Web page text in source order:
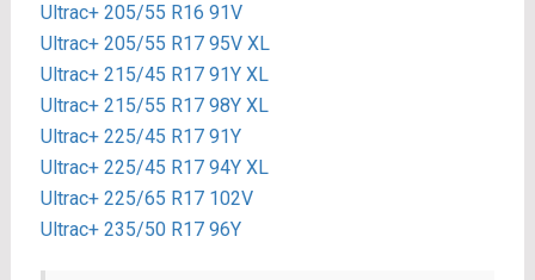
Ultrac+ 205/55 R16 91V
Ultrac+ 205/55 R17 95V XL
Ultrac+ 215/45 R17 91Y XL
Ultrac+ 215/55 R17 98Y XL
Ultrac+ 225/45 R17 91Y
Ultrac+ 225/45 R17 94Y XL
Ultrac+ 225/65 R17 102V
Ultrac+ 235/50 R17 96Y